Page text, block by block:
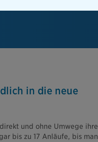
in die neue
und ohne Umwege ihre
bis zu 17 Anläufe, bis man